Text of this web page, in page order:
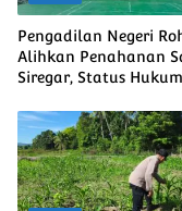
Pengadilan Negeri
Alihkan Penahanan
Siregar, Status